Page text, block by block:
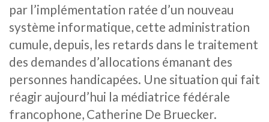
par l’implémentation ratée d’un nouveau
système informatique, cette administration
cumule, depuis, les retards dans le traitement
des demandes d’allocations émanant des
personnes handicapées. Une situation qui fait
réagir aujourd’hui la médiatrice fédérale
francophone, Catherine De Bruecker.